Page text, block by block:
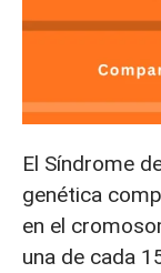
El Síndrome
genética
en el
una de cada